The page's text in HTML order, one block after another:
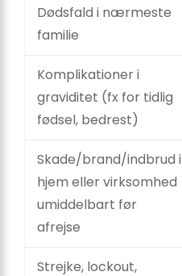
Dødsfald i nærmeste
familie
Komplikationer i
graviditet (fx for tidlig
fødsel, bedrest)
Skade/brand/indbrud i
hjem eller virksomhed
umiddelbart før
afrejse
Strejke, lockout,